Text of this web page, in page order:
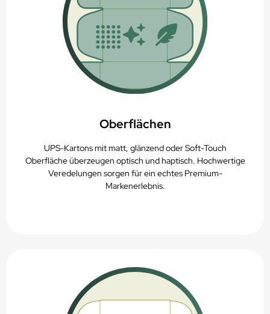
Oberflächen
UPS-Kartons mit matt, glänzend oder Soft-Touch
Oberfläche überzeugen optisch und haptisch. Hochwertige
Veredelungen sorgen für ein echtes Premium-
Markenerlebnis.